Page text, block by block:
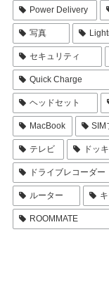
Power Delivery
写真
セキュリティ
Quick Charge
ヘッドセット
MacBook SIM
テレビ ドッ
ドライブレコーダー
ルーター
ROOMMATE